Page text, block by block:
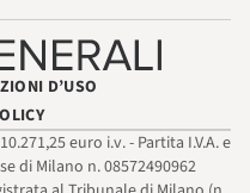
D’USO
euro i.v. - Partita I.V.A. e
di Milano n. 08572490962